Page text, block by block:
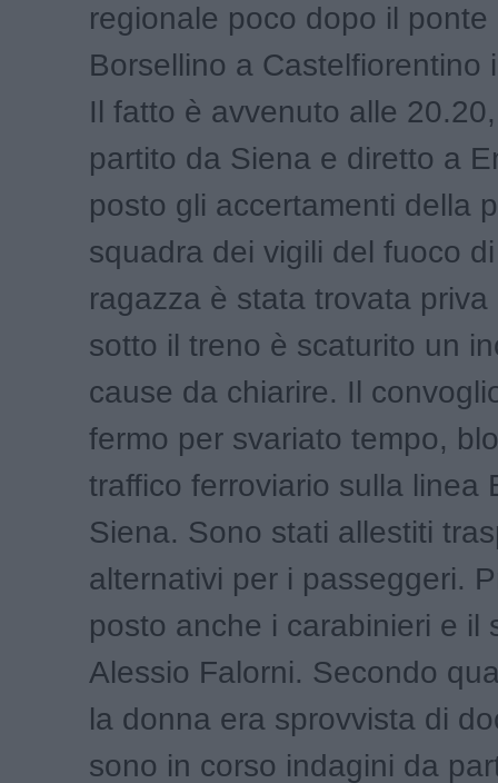
regionale poco dopo il ponte
Borsellino a Castelfiorentino
Il fatto è avvenuto alle
partito da Siena e diretto a
posto gli accertamenti della
squadra dei vigili del fuoco
ragazza è stata trovata priva
sotto il treno è scaturito un
cause da chiarire. Il
fermo per svariato tempo,
traffico ferroviario sulla linea
Siena. Sono stati allestiti
alternativi per i passeggeri.
posto anche i carabinieri e il
Alessio Falorni. Secondo
la donna era sprovvista di
sono in corso indagini da